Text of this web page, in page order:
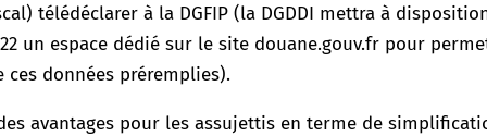
télédéclarer à la DGFIP (la DGDDI mettra à
un espace dédié sur le site douane.gouv.fr pour
ces données préremplies).
avantages pour les assujettis en terme de